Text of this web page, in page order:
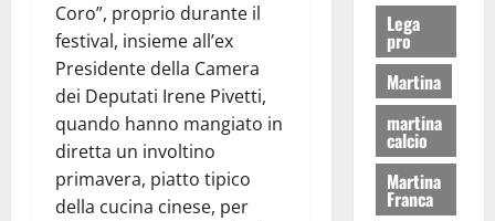
Coro”, proprio durante il
festival, insieme all’ex
Presidente della Camera
dei Deputati Irene Pivetti,
quando hanno mangiato in
diretta un involtino
primavera, piatto tipico
della cucina cinese, per
Lega
pro
Martina
martina
calcio
Martina
Franca